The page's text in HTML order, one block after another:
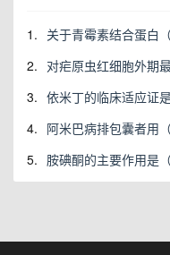
1. 关于青霉素结合蛋白
2. 对疟原虫红细胞外期
3. 依米丁的临床适应证是
4. 阿米巴病排包囊者用（
5. 胺碘酮的主要作用是（